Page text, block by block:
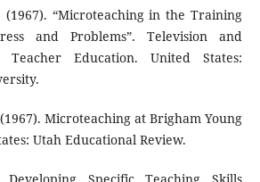
“Microteaching in the Training
and Problems”. Television and
Education. United States:
Microteaching at Brigham Young
Utah Educational Review.